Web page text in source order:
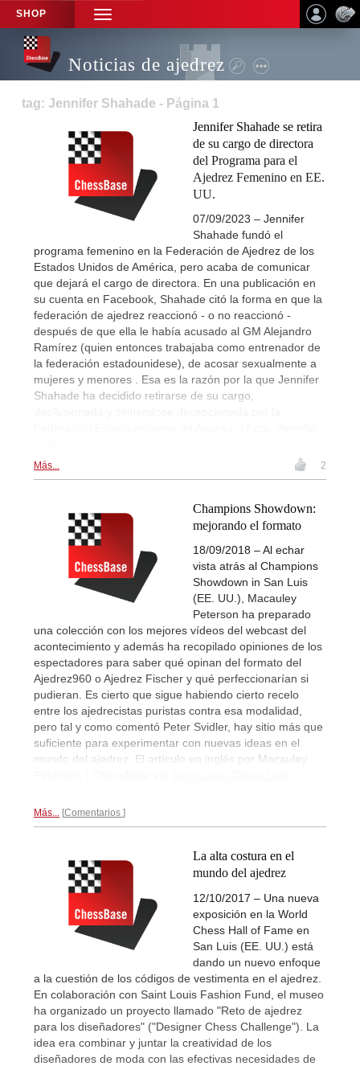
SHOP
TOGGLE
NAVIGATION
Noticias de ajedrez
tag: Jennifer Shahade - Página 1
Jennifer Shahade se retira
de su cargo de directora
del Programa para el
Ajedrez Femenino en EE.
UU.
07/09/2023 – Jennifer
Shahade fundó el
programa femenino en la Federación de Ajedrez de los
Estados Unidos de América, pero acaba de comunicar
que dejará el cargo de directora. En una publicación en
su cuenta en Facebook, Shahade citó la forma en que la
federación de ajedrez reaccionó - o no reaccionó -
después de que ella le había acusado al GM Alejandro
Ramírez (quien entonces trabajaba como entrenador de
la federación estadounidese), de acosar sexualmente a
mujeres y menores . Esa es la razón por la que Jennifer
Shahade ha decidido retirarse de su cargo,
Más... 2
Champions Showdown:
mejorando el formato
18/09/2018 – Al echar
vista atrás al Champions
Showdown in San Luis
(EE. UU.), Macauley
Peterson ha preparado
una colección con los mejores vídeos del webcast del
acontecimiento y además ha recopilado opiniones de los
espectadores para saber qué opinan del formato del
Ajedrez960 o Ajedrez Fischer y qué perfeccionarían si
pudieran. Es cierto que sigue habiendo cierto recelo
entre los ajedrecistas puristas contra esa modalidad,
pero tal y como comentó Peter Svidler, hay sitio más que
suficiente para experimentar con nuevas ideas en el
mundo del ajedrez. El artículo en inglés por Macauley
Más... Comentarios
La alta costura en el
mundo del ajedrez
12/10/2017 – Una nueva
exposición en la World
Chess Hall of Fame en
San Luis (EE. UU.) está
dando un nuevo enfoque
a la cuestión de los códigos de vestimenta en el ajedrez.
En colaboración con Saint Louis Fashion Fund, el museo
ha organizado un proyecto llamado "Reto de ajedrez
para los diseñadores" ("Designer Chess Challenge"). La
idea era combinar y juntar la creatividad de los
diseñadores de moda con las efectivas necesidades de